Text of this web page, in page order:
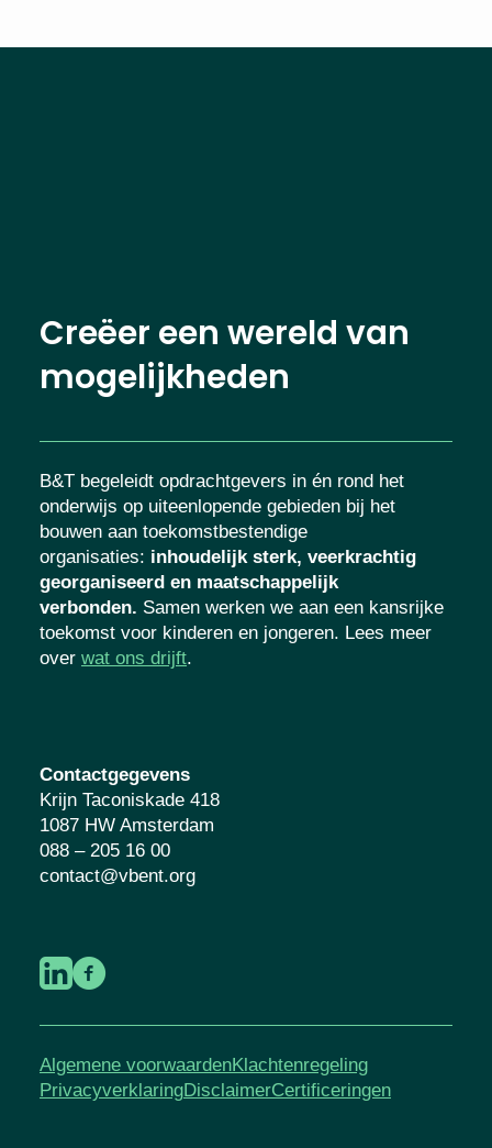
Creëer een wereld van
mogelijkheden
B&T begeleidt opdrachtgevers in én rond het
onderwijs op uiteenlopende gebieden bij het
bouwen aan toekomstbestendige
organisaties: inhoudelijk sterk, veerkrachtig
georganiseerd en maatschappelijk
verbonden. Samen werken we aan een kansrijke
toekomst voor kinderen en jongeren. Lees meer
over wat ons drijft.
Contactgegevens
Krijn Taconiskade 418
1087 HW Amsterdam
088 – 205 16 00
contact@vbent.org
Algemene voorwaardenKlachtenregeling
PrivacyverklaringDisclaimerCertificeringen